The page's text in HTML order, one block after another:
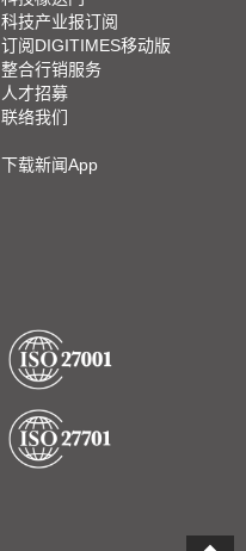
富士康
高通
OPPO
博通
裕日车
科技产业报订阅
订阅DIGITIMES移动版
整合行销服务
人才招募
联络我们
下载新闻App